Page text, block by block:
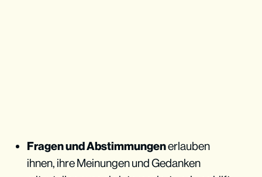
Fragen und Abstimmungenerlauben
ihnen, ihre Meinungen und Gedanken